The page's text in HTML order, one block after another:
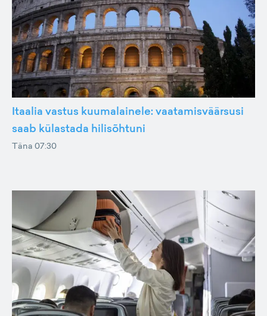
Itaalia vastus kuumalainele: vaatamisväärsusi
saab külastada hilisõhtuni
Täna 07:30